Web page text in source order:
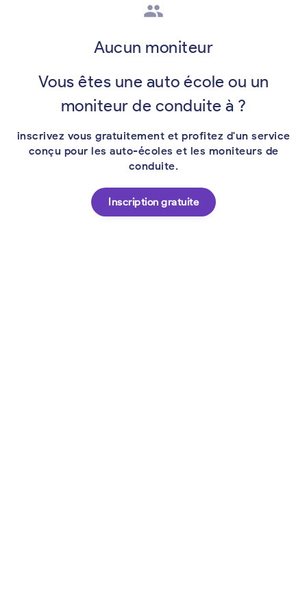
group
Aucun moniteur
Vous êtes une auto école ou un
moniteur de conduite à ?
inscrivez vous gratuitement et profitez d'un service
conçu pour les auto-écoles et les moniteurs de
conduite.
Inscription gratuite